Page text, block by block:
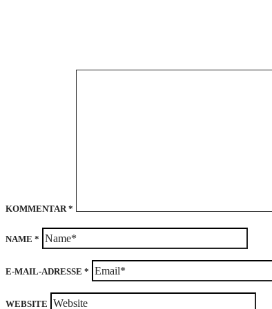
KOMMENTAR *
NAME *
E-MAIL-ADRESSE *
WEBSITE